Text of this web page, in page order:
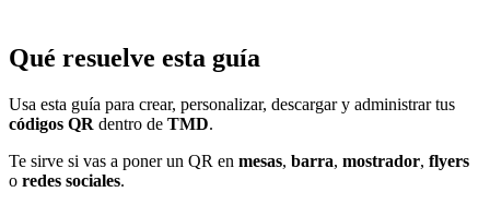
Qué resuelve esta guía
Usa esta guía para crear, personalizar, descargar y administrar tus
códigos QR dentro de TMD.
Te sirve si vas a poner un QR en mesas, barra, mostrador, flyers
o redes sociales.